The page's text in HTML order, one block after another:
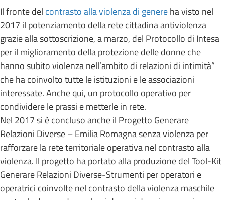
Il fronte del contrasto alla violenza di genereha visto nel
2017 il potenziamento della rete cittadina antiviolenza
grazie alla sottoscrizione, a marzo, del Protocollo di Intesa
per il miglioramento della protezione delle donne che
hanno subito violenza nell’ambito di relazioni di intimità”
che ha coinvolto tutte le istituzioni e le associazioni
interessate. Anche qui, un protocollo operativo per
condividere le prassi e metterle in rete.
Nel 2017 si è concluso anche il Progetto Generare
Relazioni Diverse – Emilia Romagna senza violenza per
rafforzare la rete territoriale operativa nel contrasto alla
violenza. Il progetto ha portato alla produzione del Tool-Kit
Generare Relazioni Diverse-Strumenti per operatori e
operatrici coinvolte nel contrasto della violenza maschile